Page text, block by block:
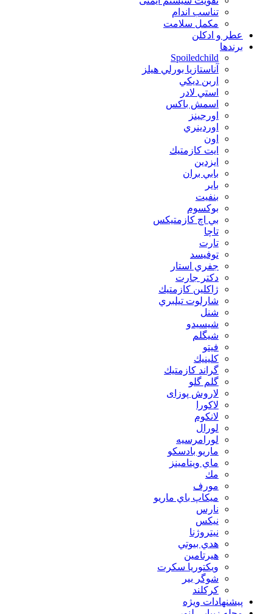
تناسب اندام
مکمل سلامت
عطر و ادکلن
برندها
Spoiledchild
آناستازيا بورلي هيلز
اربن ديكي
استي لادر
اسمش باكس
اورجينز
اوردينري
اون
ايت كازمتيك
ايزدين
بابي بران
بایر
بنفيت
بوكسوم
بي اچ كازمتيكس
تاچا
تارت
توفيسد
جفري استار
دكتر جارت
ژاكلين كازمتيك
شارلوت تيلبري
شنل
شيسيدو
شیگلم
فيتو
كلينيك
گراند كازمتيك
گلم گلو
لاروش پوزای
لاكورا
لانكوم
لورال
لورامرسيه
ماريو بادسكو
ماي ويتامينز
مك
مورف
ميكاپ باي ماريو
نارس
نيكس
نیتروژنا
هدي بيوتي
هیرتامین
ویکتوریا سکرت
شوگر بير
کرکلند
پیشنهادات ویژه